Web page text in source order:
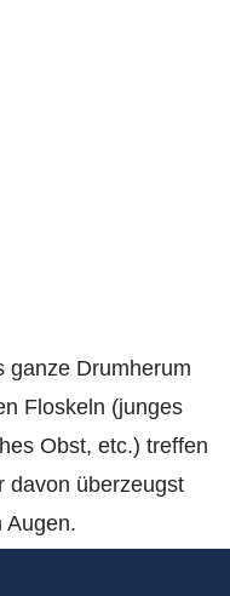
ganze Drumherum
Floskeln (junges
Obst, etc.) treffen
davon überzeugst
Augen.